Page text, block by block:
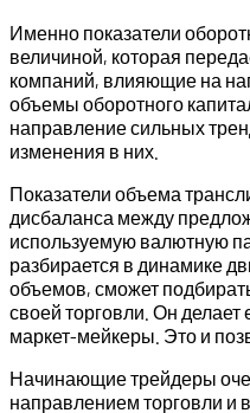
Именно показатели
величиной, которая
компаний, влияющие на
объемы оборотного
направление сильных
изменения в них.
Показатели объема
дисбаланса между
используемую валютную
разбирается в динамике
объемов, сможет
своей торговли. Он
маркет-мейкеры. Это и
Начинающие трейдеры
направлением торговли и